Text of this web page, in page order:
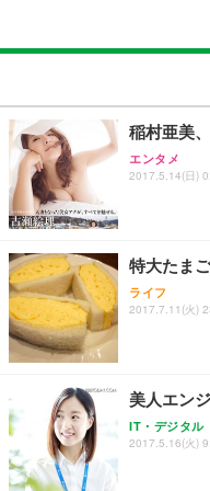
稲村亜美
エンタメ
2017.5.14(日)
特大たま
ライフ
2017.7.11(火)
美人エン
IT・デジタル
2017.5.16(火)